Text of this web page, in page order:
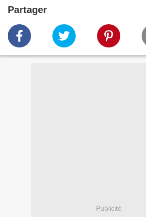
Partager
Publicité